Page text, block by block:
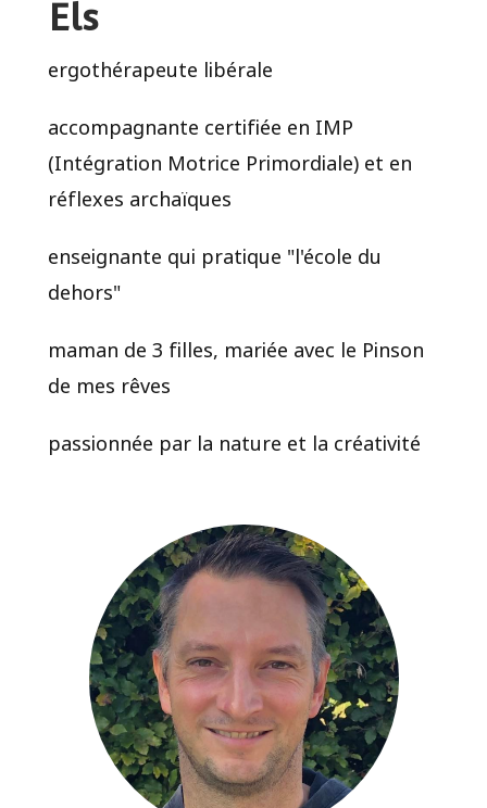
Els
ergothérapeute libérale
accompagnante certifiée en IMP
(Intégration Motrice Primordiale) et en
réflexes archaïques
enseignante qui pratique "l'école du
dehors"
maman de 3 filles, mariée avec le Pinson
de mes rêves
passionnée par la nature et la créativité